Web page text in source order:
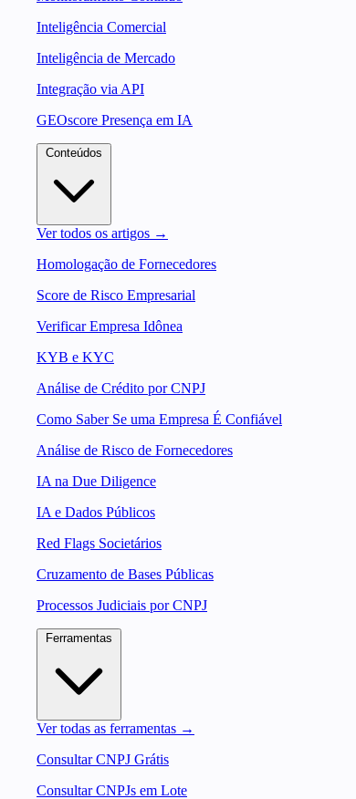
Inteligência Comercial
Inteligência de Mercado
Integração via API
GEOscore Presença em IA
Ver todos os artigos →
Homologação de Fornecedores
Score de Risco Empresarial
Verificar Empresa Idônea
KYB e KYC
Análise de Crédito por CNPJ
Como Saber Se uma Empresa É Confiável
Análise de Risco de Fornecedores
IA na Due Diligence
IA e Dados Públicos
Red Flags Societários
Cruzamento de Bases Públicas
Processos Judiciais por CNPJ
Ver todas as ferramentas →
Consultar CNPJ Grátis
Consultar CNPJs em Lote